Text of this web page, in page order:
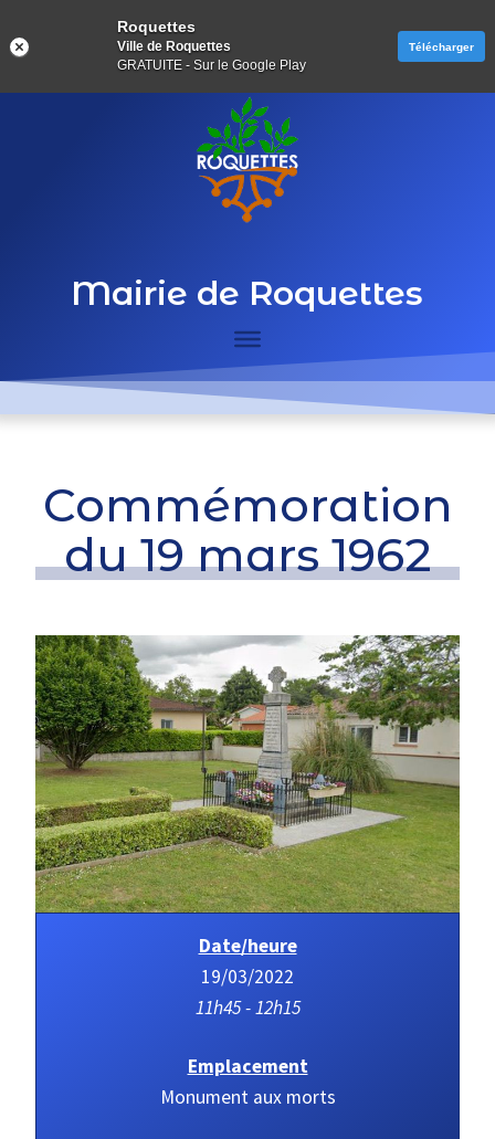
Mairie de Roquettes
Commémoration
du 19 mars 1962
Date/heure
19/03/2022
11h45 - 12h15
Emplacement
Monument aux morts
Roquettes
Ville de Roquettes
GRATUITE - Sur le Google Play
Télécharger